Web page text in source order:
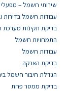
שירותי חשמל –
עבודות חשמל בדירות
בדיקת תקינות
התמחויות חשמל
עבודות חשמל
בדיקת הארקה
הגדלת חיבור חשמל
בדיקת ממסר פחת